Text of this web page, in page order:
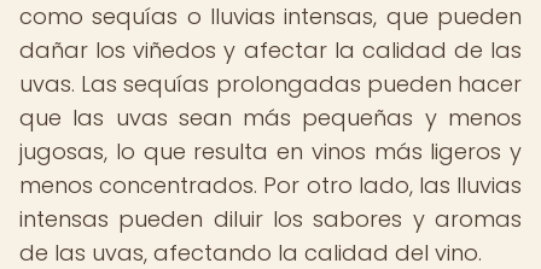
como sequías o lluvias intensas, que pueden
dañar los viñedos y afectar la calidad de las
uvas. Las sequías prolongadas pueden hacer
que las uvas sean más pequeñas y menos
jugosas, lo que resulta en vinos más ligeros y
menos concentrados. Por otro lado, las lluvias
intensas pueden diluir los sabores y aromas
de las uvas, afectando la calidad del vino.